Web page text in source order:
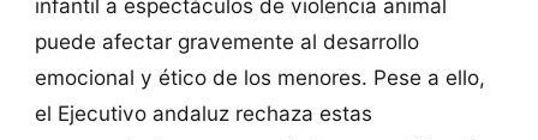
infantil a espectáculos de violencia animal
puede afectar gravemente al desarrollo
emocional y ético de los menores. Pese a ello,
el Ejecutivo andaluz rechaza estas